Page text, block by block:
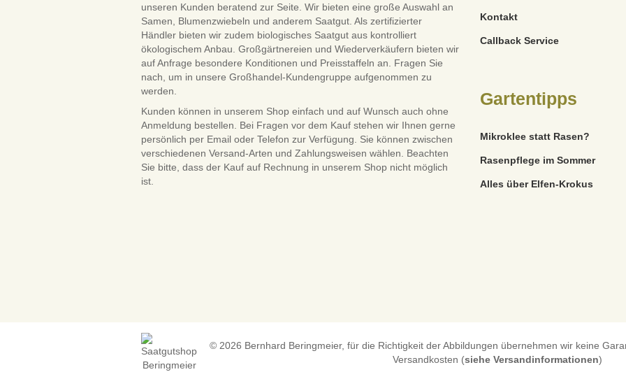
unseren Kunden beratend zur Seite. Wir bieten eine große Auswahl an
Samen, Blumenzwiebeln und anderem Saatgut. Als zertifizierter
Händler bieten wir zudem biologisches Saatgut aus kontrolliert
ökologischem Anbau. Großgärtnereien und Wiederverkäufern bieten wir
auf Anfrage besondere Konditionen und Preisstaffeln an. Fragen Sie
nach, um in unsere Großhandel-Kundengruppe aufgenommen zu
werden.
Kunden können in unserem Shop einfach und auf Wunsch auch ohne
Anmeldung bestellen. Bei Fragen vor dem Kauf stehen wir Ihnen gerne
persönlich per Email oder Telefon zur Verfügung. Sie können zwischen
verschiedenen Versand-Arten und Zahlungsweisen wählen. Beachten
Sie bitte, dass der Kauf auf Rechnung in unserem Shop nicht möglich
ist.
Kontakt
Callback Service
Gartentipps
Mikroklee statt Rasen?
Rasenpflege im Sommer
Alles über Elfen-Krokus
© 2026 Bernhard Beringmeier, für die Richtigkeit der Abbildungen übernehmen wir keine
Versandkosten (siehe Versandinformationen)